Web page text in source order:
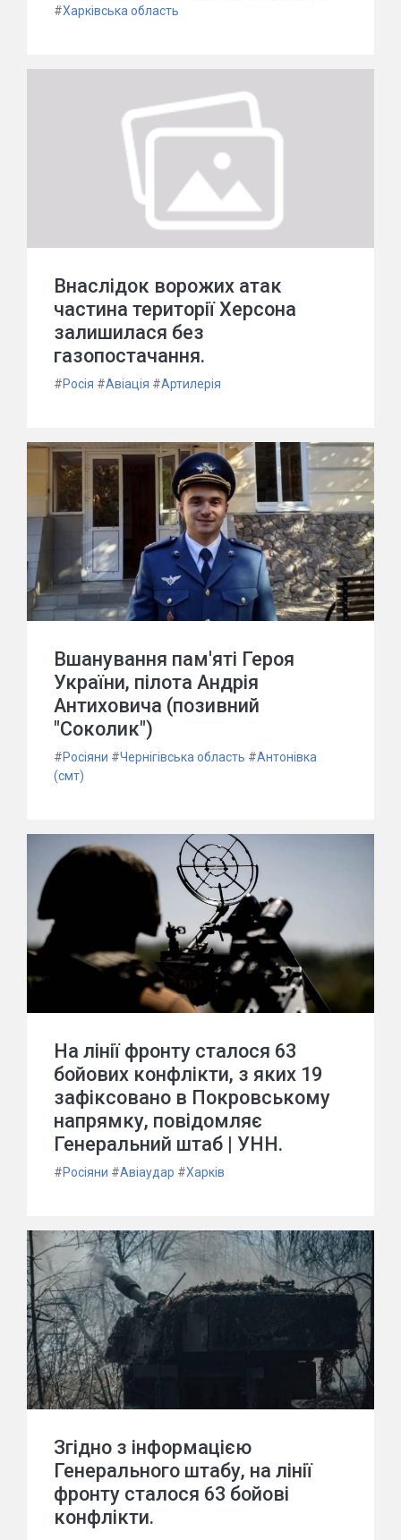
#Харківська область
Внаслідок ворожих атак
частина території Херсона
залишилася без
газопостачання.
#Росія #Авіація #Артилерія
Вшанування пам'яті Героя
України, пілота Андрія
Антиховича (позивний
"Соколик")
#Росіяни #Чернігівська область #Антонівка
(смт)
На лінії фронту сталося 63
бойових конфлікти, з яких 19
зафіксовано в Покровському
напрямку, повідомляє
Генеральний штаб | УНН.
#Росіяни #Авіаудар #Харків
Згідно з інформацією
Генерального штабу, на лінії
фронту сталося 63 бойові
конфлікти.